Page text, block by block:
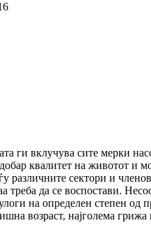
ги вклучува сите мерки
квалитет на животот и
различните сектори и
треба да се воспостави.
на определен степен од
возраст, најголема